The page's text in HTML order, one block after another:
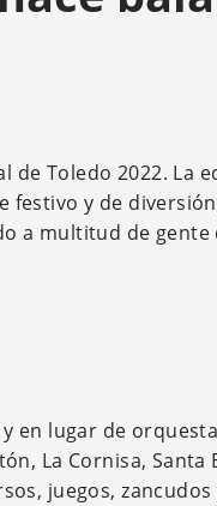
de Toledo 2022. La
festivo y de
a multitud de
en lugar de
La Cornisa,
juegos,